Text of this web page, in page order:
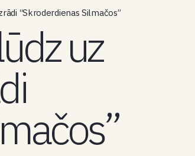
“Skroderdienas Silmačos”
uz